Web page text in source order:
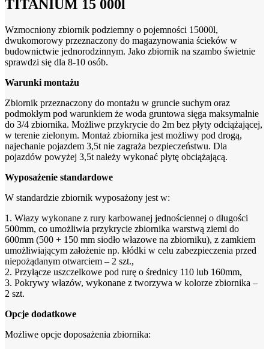
TITANIUM 15 000l
Wzmocniony zbiornik podziemny o pojemności 15000l,
dwukomorowy przeznaczony do magazynowania ścieków w
budownictwie jednorodzinnym. Jako zbiornik na szambo świetnie
sprawdzi się dla 8-10 osób.
Warunki montażu
Zbiornik przeznaczony do montażu w gruncie suchym oraz
podmokłym pod warunkiem że woda gruntowa sięga maksymalnie
do 3/4 zbiornika. Możliwe przykrycie do 2m bez płyty odciążającej,
w terenie zielonym. Montaż zbiornika jest możliwy pod drogą,
najechanie pojazdem 3,5t nie zagraża bezpieczeństwu. Dla
pojazdów powyżej 3,5t należy wykonać płytę obciążającą.
Wyposażenie standardowe
W standardzie zbiornik wyposażony jest w:
1. Włazy wykonane z rury karbowanej jednościennej o długości
500mm, co umożliwia przykrycie zbiornika warstwą ziemi do
600mm (500 + 150 mm siodło włazowe na zbiorniku), z zamkiem
umożliwiającym założenie np. kłódki w celu zabezpieczenia przed
niepożądanym otwarciem – 2 szt.,
2. Przyłącze uszczelkowe pod rurę o średnicy 110 lub 160mm,
3. Pokrywy włazów, wykonane z tworzywa w kolorze zbiornika –
2 szt.
Opcje dodatkowe
Możliwe opcje doposażenia zbiornika: